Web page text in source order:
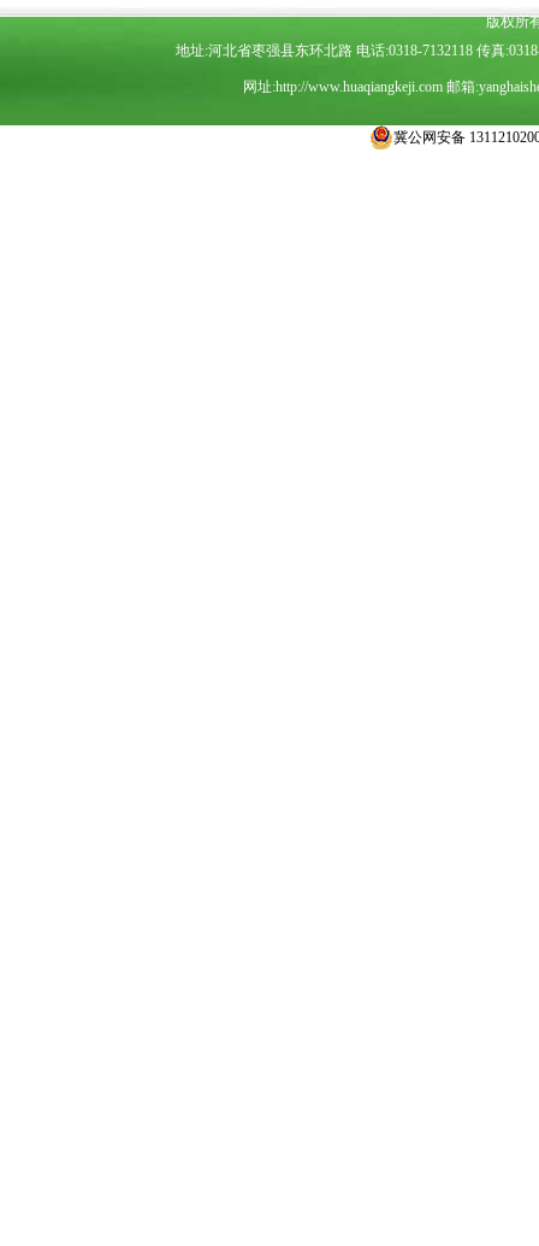
版权所
地址:河北省枣强县东环北路 电话:0318-7132118 传真
网址:http://www.huaqiangkeji.com邮箱:
冀公网安备